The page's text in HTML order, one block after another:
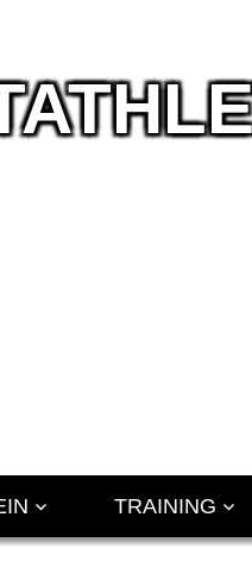
TRAINING